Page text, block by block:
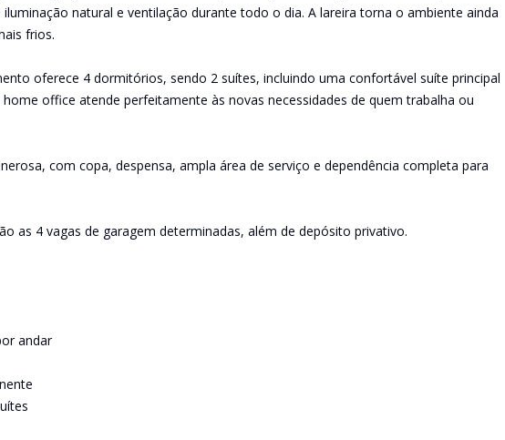
natural e ventilação durante todo o dia. A lareira torna o ambiente ainda
frios.
oferece 4 dormitórios, sendo 2 suítes, incluindo uma confortável suíte principal
office atende perfeitamente às novas necessidades de quem trabalha ou
com copa, despensa, ampla área de serviço e dependência completa para
as 4 vagas de garagem determinadas, além de depósito privativo.
andar